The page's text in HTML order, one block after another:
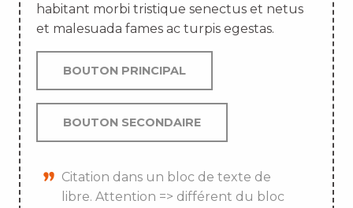
habitant morbi tristique senectus et netus
et malesuada fames ac turpis egestas.
BOUTON PRINCIPAL
BOUTON SECONDAIRE
Citation dans un bloc de texte de
libre. Attention => différent du bloc